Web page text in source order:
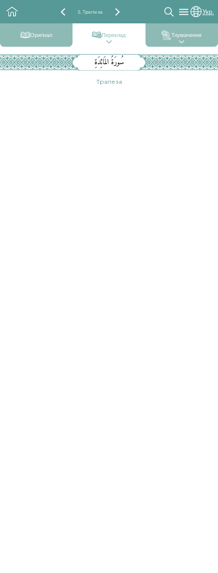
5. Трапеза Укр.
Оригінал Переклад Тлумачення
سُورَةُ المَائِدَةِ
Трапеза